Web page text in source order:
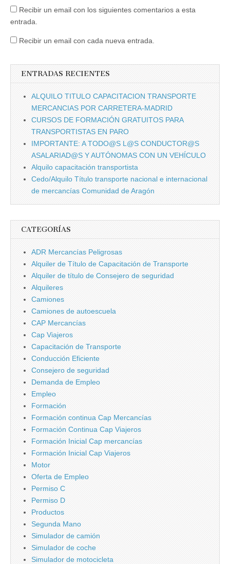
Recibir un email con los siguientes comentarios a esta
entrada.
Recibir un email con cada nueva entrada.
ENTRADAS RECIENTES
ALQUILO TITULO CAPACITACION TRANSPORTE
MERCANCIAS POR CARRETERA-MADRID
CURSOS DE FORMACIÓN GRATUITOS PARA
TRANSPORTISTAS EN PARO
IMPORTANTE: A TODO@S L@S CONDUCTOR@S
ASALARIAD@S Y AUTÓNOMAS CON UN VEHÍCULO
Alquilo capacitación transportista
Cedo/Alquilo Tí­tulo transporte nacional e internacional
de mercancí­as Comunidad de Aragón
CATEGORÍAS
ADR Mercancí­as Peligrosas
Alquiler de Tí­tulo de Capacitación de Transporte
Alquiler de tí­tulo de Consejero de seguridad
Alquileres
Camiones
Camiones de autoescuela
CAP Mercancí­as
Cap Viajeros
Capacitación de Transporte
Conducción Eficiente
Consejero de seguridad
Demanda de Empleo
Empleo
Formación
Formación continua Cap Mercancí­as
Formación Continua Cap Viajeros
Formación Inicial Cap mercancí­as
Formación Inicial Cap Viajeros
Motor
Oferta de Empleo
Permiso C
Permiso D
Productos
Segunda Mano
Simulador de camión
Simulador de coche
Simulador de motocicleta